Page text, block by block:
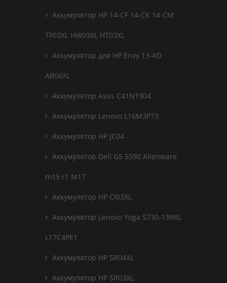
Аккумулятор HP 14-CF 14-CK 14-CM
TF03XL HW03XL HT03XL
Аккумулятор для HP Envy 13-AD
AB06XL
Аккумулятор Asus C41N1904
Аккумулятор Lenovo L16M3P73
Аккумулятор HP JC04
Аккумулятор Dell G5 5590 Alienware
m15 r1 M17
Аккумулятор HP CI03XL
Аккумулятор Lenovo Yoga S730-13IWL
L17C4PE1
Аккумулятор HP SR04XL
Аккумулятор HP SR03XL